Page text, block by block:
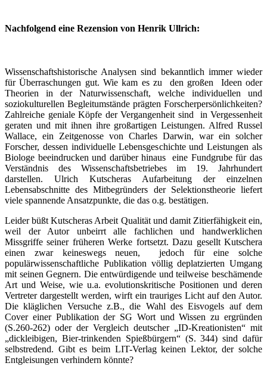
Nachfolgend eine Rezension von Henrik Ullrich:
Wissenschaftshistorische Analysen sind bekanntlich immer wieder
für Überraschungen gut. Wie kam es zu den großen Ideen oder
Theorien in der Naturwissenschaft, welche individuellen und
soziokulturellen Begleitumstände prägten Forscherpersönlichkeiten?
Zahlreiche geniale Köpfe der Vergangenheit sind in Vergessenheit
geraten und mit ihnen ihre großartigen Leistungen. Alfred Russel
Wallace, ein Zeitgenosse von Charles Darwin, war ein solcher
Forscher, dessen individuelle Lebensgeschichte und Leistungen als
Biologe beeindrucken und darüber hinaus eine Fundgrube für das
Verständnis des Wissenschaftsbetriebes im 19. Jahrhundert
darstellen. Ulrich Kutscheras Aufarbeitung der einzelnen
Lebensabschnitte des Mitbegründers der Selektionstheorie liefert
viele spannende Ansatzpunkte, die das o.g. bestätigen.
Leider büßt Kutscheras Arbeit Qualität und damit Zitierfähigkeit ein,
weil der Autor unbeirrt alle fachlichen und handwerklichen
Missgriffe seiner früheren Werke fortsetzt. Dazu gesellt Kutschera
einen zwar keineswegs neuen, jedoch für eine solche
populärwissenschaftliche Publikation völlig deplatzierten Umgang
mit seinen Gegnern. Die entwürdigende und teilweise beschämende
Art und Weise, wie u.a. evolutionskritische Positionen und deren
Vertreter dargestellt werden, wirft ein trauriges Licht auf den Autor.
Die kläglichen Versuche z.B., die Wahl des Eisvogels auf dem
Cover einer Publikation der SG Wort und Wissen zu ergründen
(S.260-262) oder der Vergleich deutscher „ID-Kreationisten“ mit
„dickleibigen, Bier-trinkenden Spießbürgern“ (S. 344) sind dafür
selbstredend. Gibt es beim LIT-Verlag keinen Lektor, der solche
Entgleisungen verhindern könnte?